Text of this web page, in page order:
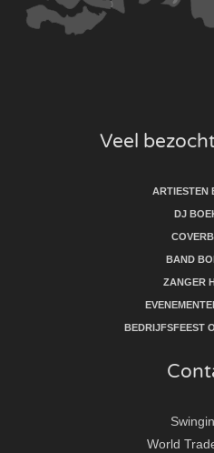
Veel
ARTIESTEN
DJ
BAND
ZANGER
BEDRIJFSFEEST
World